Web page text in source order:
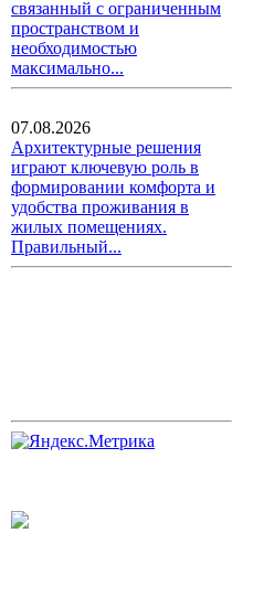
связанный с ограниченным
пространством и
необходимостью
максимально...
07.08.2026
Архитектурные решения
играют ключевую роль в
формировании комфорта и
удобства проживания в
жилых помещениях.
Правильный...